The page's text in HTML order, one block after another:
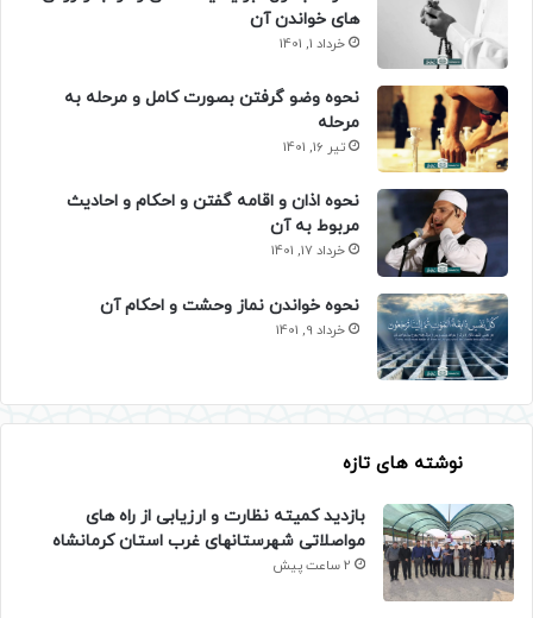
های خواندن آن
خرداد 1, 1401
نحوه وضو گرفتن بصورت کامل و مرحله به
مرحله
تیر 16, 1401
نحوه اذان و اقامه گفتن و احکام و احادیث
مربوط به آن
خرداد 17, 1401
نحوه خواندن نماز وحشت و احکام آن
خرداد 9, 1401
نوشته های تازه
بازدید کمیته نظارت و ارزیابی از راه های
مواصلاتی شهرستانهای غرب استان کرمانشاه
2 ساعت پیش